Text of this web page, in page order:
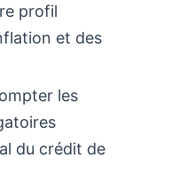
profil
et des
les
du crédit de